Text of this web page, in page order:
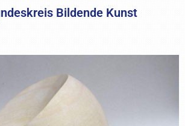
Bildende Kunst